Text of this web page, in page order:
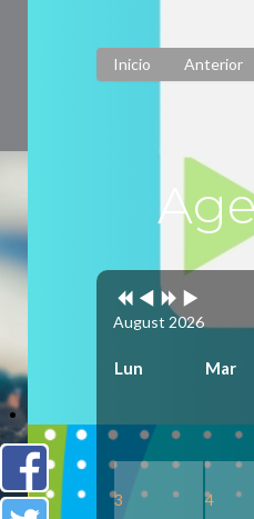
V-LIBRARY
Inicio Anterior
Previous
Previous
Month
Next
Year
Next
August 2026
Lun Mar
3 4